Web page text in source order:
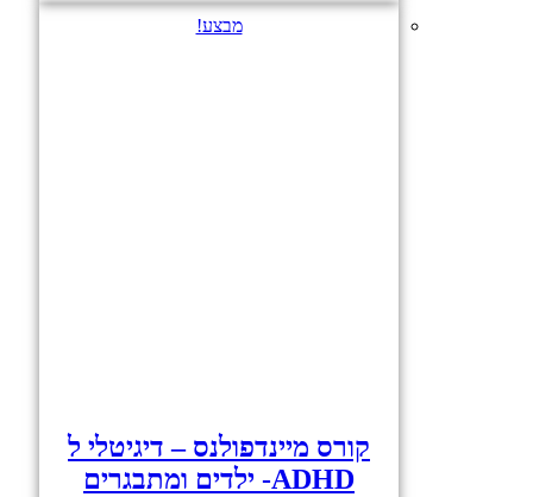
מבצע!
קורס מיינדפולנס – דיגיטלי ל
ADHD- ילדים ומתבגרים